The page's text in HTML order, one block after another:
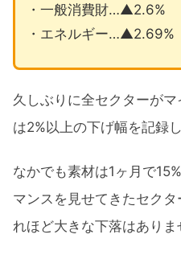
・一般消費財…▲2.6%
・エネルギー…▲2.69%
久しぶりに全セクターが
は2%以上の下げ幅を記録し
なかでも素材は1ヶ月で
マンスを見せてきたセク
れほど大きな下落はありま